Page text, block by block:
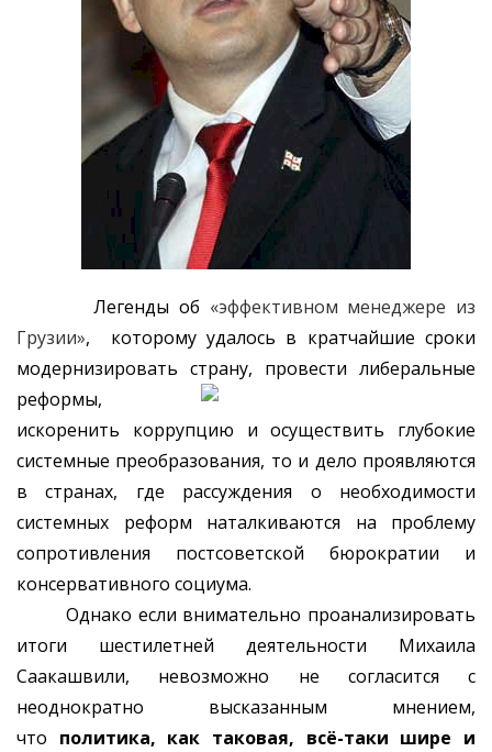
Легенды об «эффективном менеджере из
Грузии», которому удалось в кратчайшие сроки
модернизировать страну, провести либеральные
реформы,
искоренить коррупцию и осуществить глубокие
системные преобразования, то и дело проявляются
в странах, где рассуждения о необходимости
системных реформ наталкиваются на проблему
сопротивления постсоветской бюрократии и
консервативного социума.
Однако если внимательно проанализировать
итоги шестилетней деятельности Михаила
Саакашвили, невозможно не согласится с
неоднократно высказанным мнением,
что политика, как таковая, всё-таки шире и